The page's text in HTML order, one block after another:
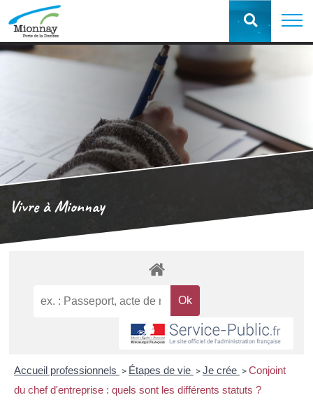
Vivre à Mionnay
Accueil professionnels > Étapes de vie > Je crée > Conjoint
du chef d'entreprise : quels sont les différents statuts ?